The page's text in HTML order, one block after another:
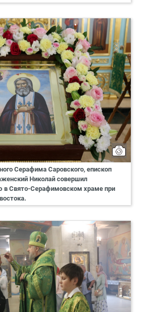
Серафима Саровского, епископ
Николай совершил
в Свято-Серафимовском храме при